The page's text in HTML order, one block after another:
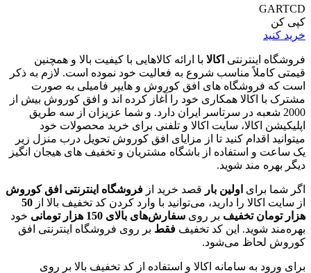
GARTCD
کپی کن
خرید کنید
فروشگاه اینترنتی اکالا با ارائه کالاهایی با کیفیت بالا و همچنین
قیمتی کاملاً مناسب شروع به فعالیت خود نموده است. لازم به ذکر
است که فروشگاه‌ های افق کوروش و هایپر فامیلی به صورت
مشترک با اکالا همکاری خود را آغاز کرده اند و افق کوروش بیش از
2000 شعبه در سرتاسر ایران دارد. و شما عزیزان از سه طریق
اپلیکیشن اکالا، سایت اکالا و تلفنی برای خرید محصولات خود
میتوانید اقدام کنید تا از مزایای افق کوروش تحویل درب منزل زیر
یک ساعت و استفاده از باشگاه مشتریان و تخفیف های هیجان انگیز
دیگر بهره مند شوید.
اگر شما برای اولین بار قصد خرید از فروشگاه اینترنتی افق کوروش
از سایت اکالا را دارید، می‌توانید با وارد کردن کد تخفیف بالا از 50
هزار تومان تخفیف بر روی سفارش‌های بالای 150 هزار تومانی
خود
بهره‌مند شوید. این کد تخفیف فقط بر روی فروشگاه اینترنتی افق
کوروش لحاظ می‌شود.
برای ورود به سامانه اکالا و استفاده از کد تخفیف بالا بر روی